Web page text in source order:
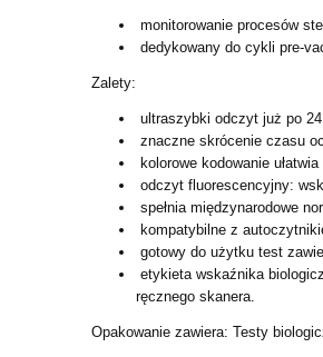
monitorowanie procesów
dedykowany do cykli pre-
Zalety:
ultraszybki odczyt już po
znaczne skrócenie czasu
kolorowe kodowanie
odczyt fluorescencyjny:
spełnia międzynarodowe
kompatybilne z
gotowy do użytku test
etykieta wskaźnika
ręcznego skanera.
Opakowanie zawiera: Testy